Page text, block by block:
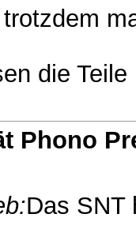
die
Phono
Das SNT